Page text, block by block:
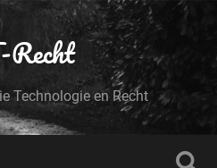
Technologie en Recht